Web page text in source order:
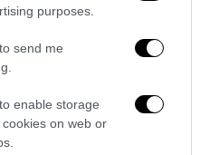
purposes.
send me
enable storage
on web or